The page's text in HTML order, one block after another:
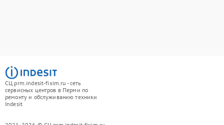
СЦ prm.indesit-fixim.ru - сеть
сервисных центров в Перми по
ремонту и обслуживанию техники
Indesit